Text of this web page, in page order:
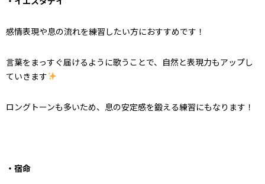
感情表現や息の流れを練習したい方におすすめです！
言葉をまっすぐ届けるように歌うことで、自然と表現力もアップし
ていきます
ロングトーンも多いため、息の安定感を鍛える練習にもなります！
・宿命